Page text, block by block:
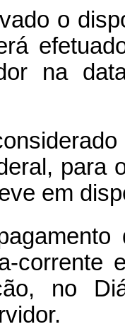
o
na
para
em
corrente
no